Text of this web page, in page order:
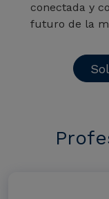
conectada y
futuro de la